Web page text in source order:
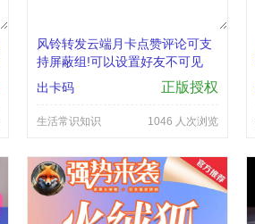
风铃转发云端月卡点赞评论可支
持屏蔽组!可以设置好友不可见
出卡码
正版授权
生活常识知识 1046 人次浏览